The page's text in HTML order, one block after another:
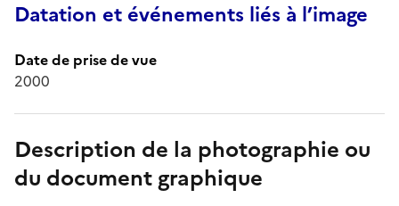
Datation et événements liés à l’image
Date de prise de vue
2000
Description de la photographie ou
du document graphique